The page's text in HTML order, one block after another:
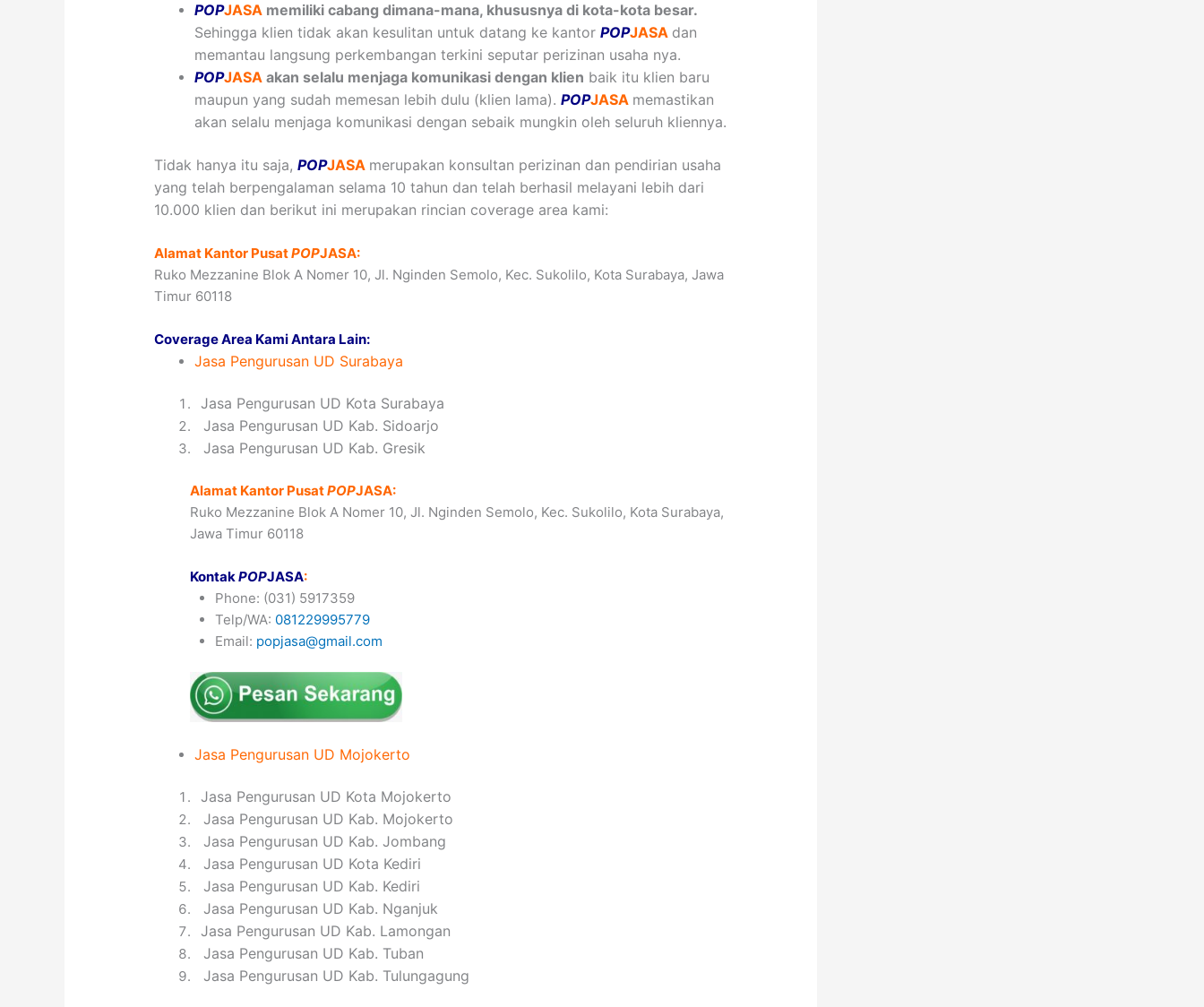
POPJASA memiliki cabang dimana-mana, khususnya di kota-kota besar.
Sehingga klien tidak akan kesulitan untuk datang ke kantorPOPJASA dan
memantau langsung perkembangan terkini seputar perizinan usaha nya.
POPJASA akan selalu menjaga komunikasi dengan klien baik itu klien baru
maupun yang sudah memesan lebih dulu (klien lama).POPJASA memastikan
akan selalu menjaga komunikasi dengan sebaik mungkin oleh seluruh kliennya.
Tidak hanya itu saja,POPJASA merupakan konsultan perizinan dan pendirian usaha
yang telah berpengalaman selama 10 tahun dan telah berhasil melayani lebih dari
10.000 klien dan berikut ini merupakan rincian coverage area kami:
Alamat Kantor PusatPOPJASA:
Ruko Mezzanine Blok A Nomer 10, Jl. Nginden Semolo, Kec. Sukolilo, Kota Surabaya, Jawa
Timur 60118
Coverage Area Kami Antara Lain:
Jasa Pengurusan UD Surabaya
1Jasa Pengurusan UD Kota Surabaya
2Jasa Pengurusan UD Kab. Sidoarjo
3Jasa Pengurusan UD Kab. Gresik
Alamat Kantor PusatPOPJASA:
Ruko Mezzanine Blok A Nomer 10, Jl. Nginden Semolo, Kec. Sukolilo, Kota Surabaya,
Jawa Timur 60118
KontakPOPJASA:
Phone: (031) 5917359
Telp/WA: 081229995779
Email: popjasa@gmail.com
Jasa Pengurusan UD Mojokerto
1Jasa Pengurusan UD Kota Mojokerto
2Jasa Pengurusan UD Kab. Mojokerto
3Jasa Pengurusan UD Kab. Jombang
4Jasa Pengurusan UD Kota Kediri
5Jasa Pengurusan UD Kab. Kediri
6Jasa Pengurusan UD Kab. Nganjuk
7Jasa Pengurusan UD Kab. Lamongan
8Jasa Pengurusan UD Kab. Tuban
9Jasa Pengurusan UD Kab. Tulungagung